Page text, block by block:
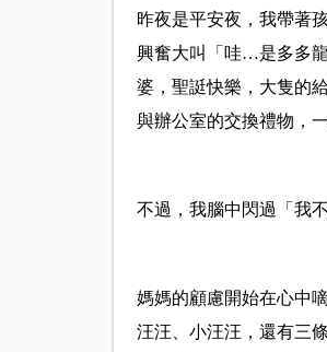
昨夜是平安夜，我帶著
興奮大叫「哇…是多多
婆，聖誔快樂，大隻的
與辦公室的交換禮物，
不過，我腦中閃過「我
媽媽的顧慮開始在心中
汪汪、小汪汪，還有三